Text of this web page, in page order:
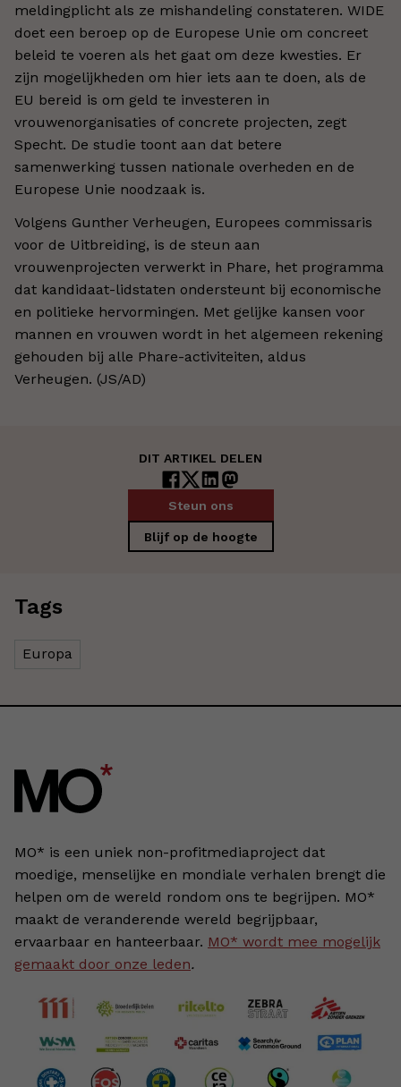
meldingplicht als ze mishandeling constateren. WIDE
doet een beroep op de Europese Unie om concreet
beleid te voeren als het gaat om deze kwesties. Er
zijn mogelijkheden om hier iets aan te doen, als de
EU bereid is om geld te investeren in
vrouwenorganisaties of concrete projecten, zegt
Specht. De studie toont aan dat betere
samenwerking tussen nationale overheden en de
Europese Unie noodzaak is.
Volgens Gunther Verheugen, Europees commissaris
voor de Uitbreiding, is de steun aan
vrouwenprojecten verwerkt in Phare, het programma
dat kandidaat-lidstaten ondersteunt bij economische
en politieke hervormingen. Met gelijke kansen voor
mannen en vrouwen wordt in het algemeen rekening
gehouden bij alle Phare-activiteiten, aldus
Verheugen. (JS/AD)
DIT ARTIKEL DELEN
Steun ons
Blijf op de hoogte
Tags
Europa
MO* is een uniek non-profitmediaproject dat
moedige, menselijke en mondiale verhalen brengt die
helpen om de wereld rondom ons te begrijpen. MO*
maakt de veranderende wereld begrijpbaar,
ervaarbaar en hanteerbaar. MO* wordt mee mogelijk
gemaakt door onze leden.